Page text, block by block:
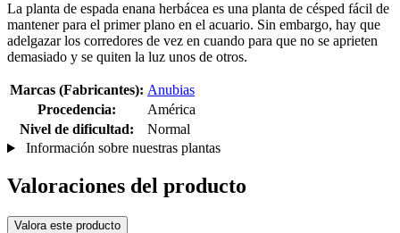
La planta de espada enana herbácea es una planta de césped fácil de
mantener para el primer plano en el acuario. Sin embargo, hay que
adelgazar los corredores de vez en cuando para que no se aprieten
demasiado y se quiten la luz unos de otros.
Marcas (Fabricantes): Anubias
Procedencia:
América
Nivel de dificultad:
Normal
Información sobre nuestras plantas
Valoraciones del producto
Valora este producto